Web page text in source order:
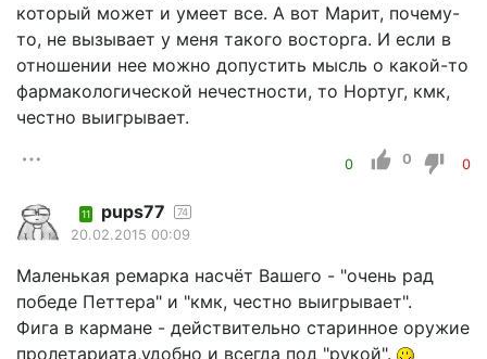
который может и умеет все. А вот Марит, почему-
то, не вызывает у меня такого восторга. И если в
отношении нее можно допустить мысль о какой-то
фармакологической нечестности, то Нортуг, кмк,
честно выигрывает.
0 0 0
11 pups77 74
20.02.2015 00:09
Маленькая ремарка насчёт Вашего - "очень рад
победе Петтера" и "кмк, честно выигрывает".
Фига в кармане - действительно старинное оружие
пролетариата,удобно и всегда под "рукой".